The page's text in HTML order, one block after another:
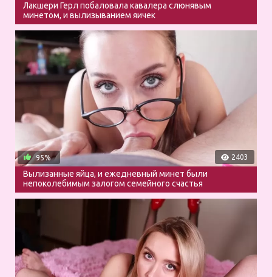
Лакшери Герл побаловала кавалера слюнявым
минетом, и вылизыванием яичек
2403
95%
Вылизанные яйца, и ежедневный минет были
непоколебимым залогом семейного счастья